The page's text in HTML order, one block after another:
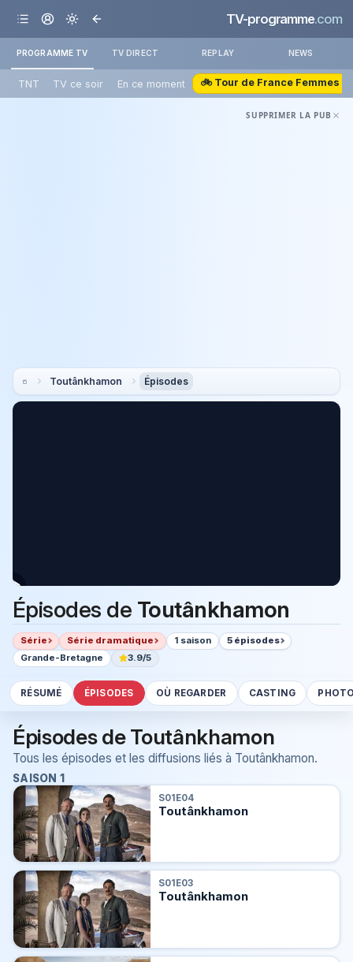
TV-programme.com
PROGRAMME TV TV DIRECT REPLAY NEWS
TNT TV ce soir En ce moment 🚲 Tour de France Femmes
SUPPRIMER LA PUB
Toutânkhamon Épisodes
Épisodes de Toutânkhamon
Série Série dramatique 1 saison
5 épisodes
Grande-Bretagne
3.9/5
RÉSUMÉ ÉPISODES OÙ REGARDER CASTING
Épisodes de Toutânkhamon
Tous les épisodes et les diffusions liés à Toutânkhamon.
SAISON 1
S01E04
Toutânkhamon
S01E03
Toutânkhamon